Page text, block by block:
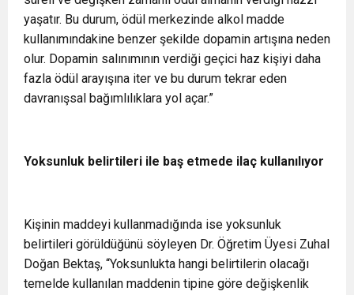
yaşatır. Bu durum, ödül merkezinde alkol madde
kullanımındakine benzer şekilde dopamin artışına neden
olur. Dopamin salınımının verdiği geçici haz kişiyi daha
fazla ödül arayışına iter ve bu durum tekrar eden
davranışsal bağımlılıklara yol açar.”
Yoksunluk belirtileri ile baş etmede ilaç kullanılıyor
Kişinin maddeyi kullanmadığında ise yoksunluk
belirtileri görüldüğünü söyleyen Dr. Öğretim Üyesi Zuhal
Doğan Bektaş, “Yoksunlukta hangi belirtilerin olacağı
temelde kullanılan maddenin tipine göre değişkenlik